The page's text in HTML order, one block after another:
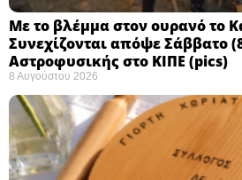
Με το βλέμμα στον ουρανό το
Συνεχίζονται απόψε Σάββατο
Αστροφυσικής στο ΚΙΠΕ (pics)
8 Αυγούστου 2026